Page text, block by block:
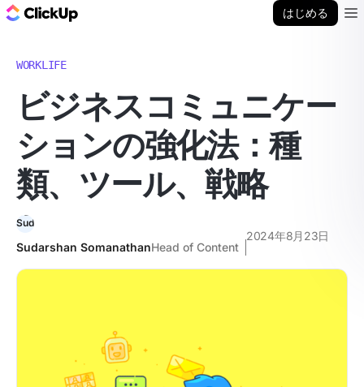
はじめる
WORKLIFE
ビジネスコミュニケー
ションの強化法：種
類、ツール、戦略
Sudarshan SomanathanHead of Content
2024年8月23日